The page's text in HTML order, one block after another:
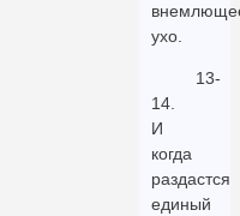
ухо.
13-
14.
И
когда
раздастся
единый